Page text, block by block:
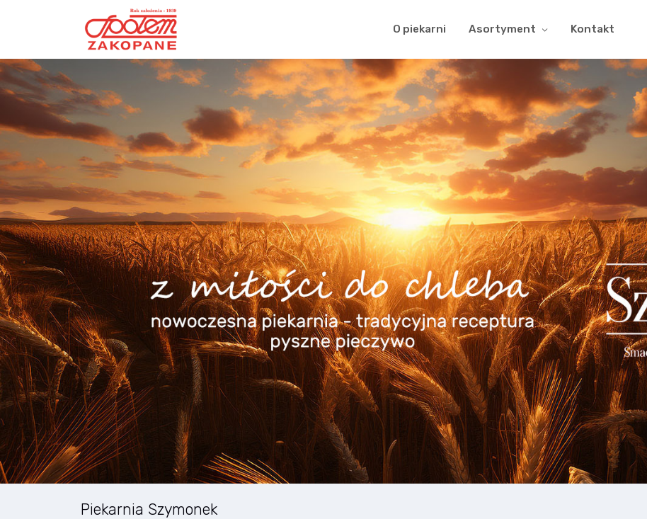
Przejdź do głównej zawartości
O piekarni Asortyment Kontakt
Piekarnia Szymonek